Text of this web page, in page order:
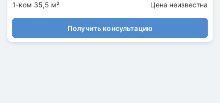
1-ком 35,5 м²
Цена неизвестна
Получить консультацию